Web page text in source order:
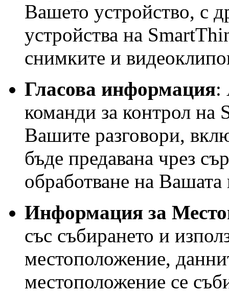
Вашето устройство, с
устройства на
снимките и
Гласова информация:
команди за контрол на
Вашите разговори,
бъде предавана чрез
обработване на Вашата
Информация за
със събирането и
местоположение,
местоположение се